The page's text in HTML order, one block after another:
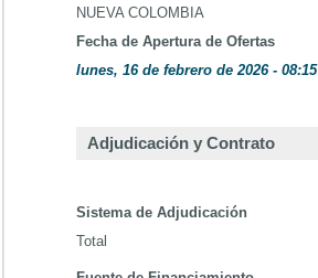
NUEVA COLOMBIA
Fecha de Apertura de Ofertas
lunes, 16 de febrero de 2026 - 08:15
Adjudicación y Contrato
Sistema de Adjudicación
Total